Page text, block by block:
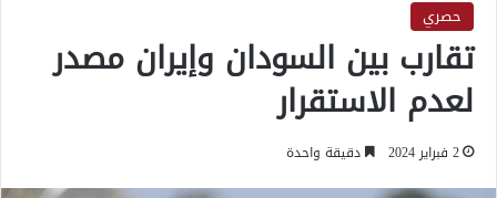
حصري
تقارب بين السودان وإيران مصدر
لعدم الاستقرار
2 فبراير 2024 دقيقة واحدة